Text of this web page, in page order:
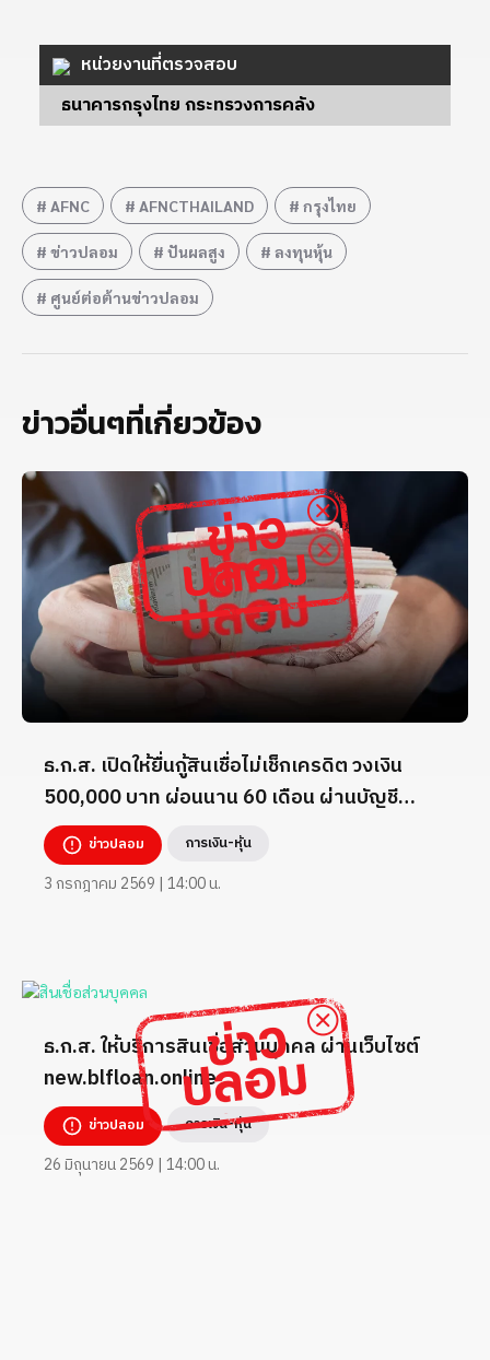
หน่วยงานที่ตรวจสอบ
ธนาคารกรุงไทย กระทรวงการคลัง
AFNC AFNCTHAILAND กรุงไทย
ข่าวปลอม ปันผลสูง ลงทุนหุ้น
ศูนย์ต่อต้านข่าวปลอม
ข่าวอื่นๆที่เกี่ยวข้อง
ธ.ก.ส. เปิดให้ยื่นกู้สินเชื่อไม่เช็กเครดิต วงเงิน
500,000 บาท ผ่อนนาน 60 เดือน ผ่านบัญชี
TikTok _7824260
ข่าวปลอม การเงิน-หุ้น
3 กรกฎาคม 2569 | 14:00 น.
ธ.ก.ส. ให้บริการสินเชื่อส่วนบุคคล ผ่านเว็บไซต์
new.blfloan.online
ข่าวปลอม การเงิน-หุ้น
26 มิถุนายน 2569 | 14:00 น.